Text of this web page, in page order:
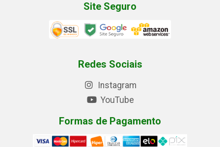
Site Seguro
Redes Sociais
Instagram
YouTube
Formas de Pagamento